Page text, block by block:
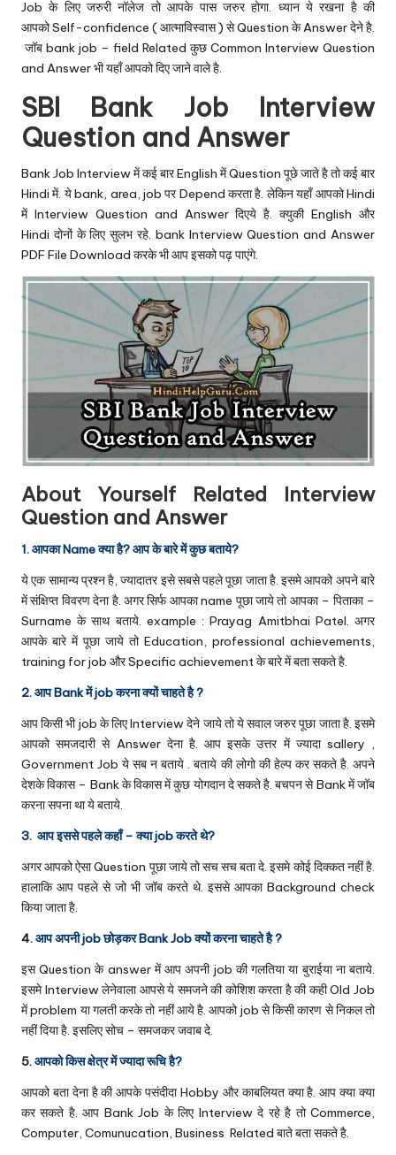
Job के लिए जरुरी नॉलेज तो आपके पास जरुर होगा. ध्यान ये रखना है की
आपको Self-confidence ( आत्माविस्वास ) से Question के Answer देने है.
जॉब bank job – field Related कुछ Common Interview Question
and Answer भी यहाँ आपको दिए जाने वाले है.
SBI Bank Job Interview
Question and Answer
Bank Job Interview में कई बार English में Question पूछे जाते है तो कई बार
Hindi में. ये bank, area, job पर Depend करता है. लेकिन यहाँ आपको Hindi
में Interview Question and Answer दिएये है. क्युकी English और
Hindi दोनों के लिए सुलभ रहे. bank Interview Question and Answer
PDF File Download करके भी आप इसको पढ़ पाएंगे.
About Yourself Related Interview
Question and Answer
1. आपका Name क्या है? आप के बारे में कुछ बताये?
ये एक सामान्य प्रश्न है, ज्यादातर इसे सबसे पहले पूछा जाता है. इसमे आपको अपने बारे
में संक्षिप्त विवरण देना है. अगर सिर्फ आपका name पूछा जाये तो आपका – पिताका –
Surname के साथ बताये. example : Prayag Amitbhai Patel. अगर
आपके बारे में पूछा जाये तो Education, professional achievements,
training for job और Specific achievement के बारे में बता सकते है.
2. आप Bank में job करना क्यों चाहते है ?
आप किसी भी job के लिए Interview देने जाये तो ये सवाल जरुर पूछा जाता है. इसमे
आपको समजदारी से Answer देना है. आप इसके उत्तर में ज्यादा sallery ,
Government Job ये सब न बताये . बताये की लोगो की हेल्प कर सकते है. अपने
देशके विकास – Bank के विकास में कुछ योगदान दे सकते है. बचपन से Bank में जॉब
करना सपना था ये बताये.
3. आप इससे पहले कहाँ – क्या job करते थे?
अगर आपको ऐसा Question पूछा जाये तो सच सच बता दे. इसमे कोई दिक्कत नहीं है.
हालाकि आप पहले से जो भी जॉब करते थे. इससे आपका Background check
किया जाता है.
4.आप अपनी job छोड़कर Bank Job क्यों करना चाहते है ?
इस Question के answer में आप अपनी job की गलतिया या बुराईया ना बताये.
इसमे Interview लेनेवाला आपसे ये समजने की कोशिश करता है की कही Old Job
में problem या गलती करके तो नहीं आये है. आपको job से किसी कारण से निकल तो
नहीं दिया है. इसलिए सोच – समजकर जवाब दे.
5.आपको किस क्षेत्र में ज्यादा रूचि है?
आपको बता देना है की आपके पसंदीदा Hobby और काबलियत क्या है. आप क्या क्या
कर सकते है. आप Bank Job के लिए Interview दे रहे है तो Commerce,
Computer, Comunucation, Business Related बाते बता सकते है.